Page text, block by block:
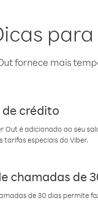
fornece mais
de crédito
Out é adicionado ao seu
tarifas especiais do Viber.
chamadas de
de 30 dias permite